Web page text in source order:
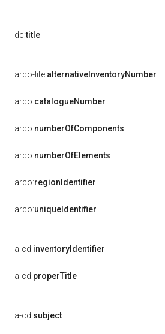
dc:title
arco-lite:alternativeInventoryNumber
arco:catalogueNumber
arco:numberOfComponents
arco:numberOfElements
arco:regionIdentifier
arco:uniqueIdentifier
a-cd:inventoryIdentifier
a-cd:properTitle
a-cd:subject